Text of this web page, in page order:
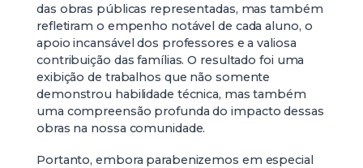
das obras públicas representadas, mas também
refletiram o empenho notável de cada aluno, o
apoio incansável dos professores e a valiosa
contribuição das famílias. O resultado foi uma
exibição de trabalhos que não somente
demonstrou habilidade técnica, mas também
uma compreensão profunda do impacto dessas
obras na nossa comunidade.
Portanto, embora parabenizemos em especial